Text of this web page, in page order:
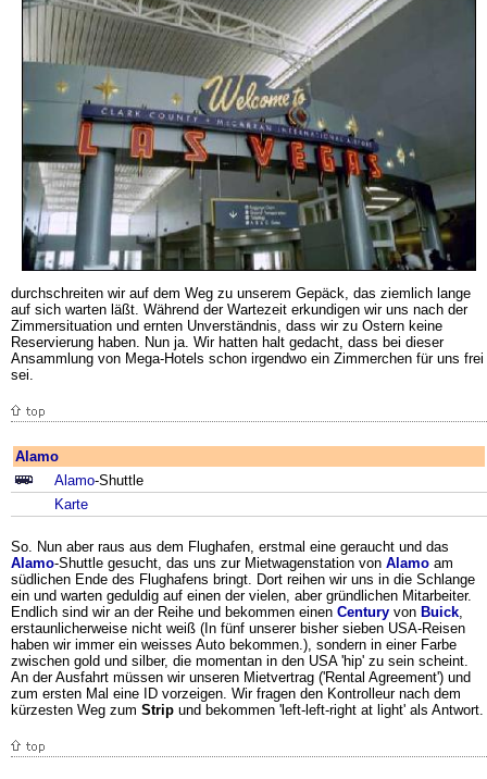
durchschreiten wir auf dem Weg zu unserem Gepäck, das ziemlich lange
auf sich warten läßt. Während der Wartezeit erkundigen wir uns nach der
Zimmersituation und ernten Unverständnis, dass wir zu Ostern keine
Reservierung haben. Nun ja. Wir hatten halt gedacht, dass bei dieser
Ansammlung von Mega-Hotels schon irgendwo ein Zimmerchen für uns frei
sei.
Alamo
Alamo-Shuttle
Karte
So. Nun aber raus aus dem Flughafen, erstmal eine geraucht und das
Alamo-Shuttle gesucht, das uns zur Mietwagenstation von Alamo am
südlichen Ende des Flughafens bringt. Dort reihen wir uns in die Schlange
ein und warten geduldig auf einen der vielen, aber gründlichen Mitarbeiter.
Endlich sind wir an der Reihe und bekommen einen Century von Buick
erstaunlicherweise nicht weiß (In fünf unserer bisher sieben USA-Reisen
haben wir immer ein weisses Auto bekommen.), sondern in einer Farbe
zwischen gold und silber, die momentan in den USA 'hip' zu sein scheint.
An der Ausfahrt müssen wir unseren Mietvertrag ('Rental Agreement') und
zum ersten Mal eine ID vorzeigen. Wir fragen den Kontrolleur nach dem
kürzesten Weg zum Strip und bekommen 'left-left-right at light' als Antwort.